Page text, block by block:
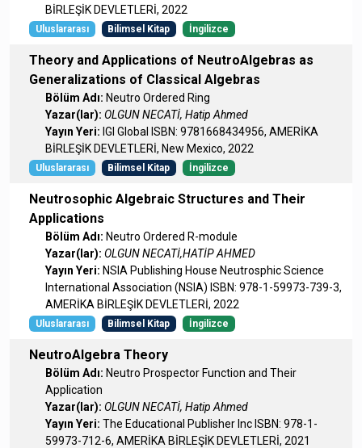
BİRLEŞİK DEVLETLERİ, 2022
Uluslararası Bilimsel Kitap İngilizce
Theory and Applications of NeutroAlgebras as
Generalizations of Classical Algebras
Bölüm Adı: Neutro Ordered Ring
Yazar(lar): OLGUN NECATİ, Hatip Ahmed
Yayın Yeri: IGI Global ISBN: 9781668434956, AMERİKA
BİRLEŞİK DEVLETLERİ, New Mexico, 2022
Uluslararası Bilimsel Kitap İngilizce
Neutrosophic Algebraic Structures and Their
Applications
Bölüm Adı: Neutro Ordered R-module
Yazar(lar): OLGUN NECATİ,HATİP AHMED
Yayın Yeri: NSIA Publishing House Neutrosphic Science
International Association (NSIA) ISBN: 978-1-59973-739-3,
AMERİKA BİRLEŞİK DEVLETLERİ, 2022
Uluslararası Bilimsel Kitap İngilizce
NeutroAlgebra Theory
Bölüm Adı: Neutro Prospector Function and Their
Application
Yazar(lar): OLGUN NECATİ, Hatip Ahmed
Yayın Yeri: The Educational Publisher Inc ISBN: 978-1-
59973-712-6, AMERİKA BİRLEŞİK DEVLETLERİ, 2021